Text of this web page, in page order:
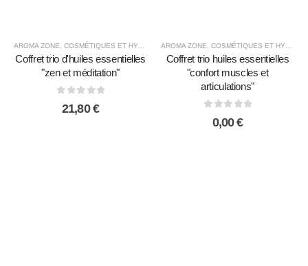
AROMA ZONE COSMÉTIQUES ET HYGIÈNE ÉCOLOGIQUE ,HUILES ESSENTIELLES BIO
Coffret trio d'huiles essentielles
"zen et méditation"
21,80€
AROMA ZONE COSMÉTIQUES ET HYGIÈNE ÉCOLOGIQUE
Coffret trio huiles essentielles
"confort muscles et
articulations"
0,00€